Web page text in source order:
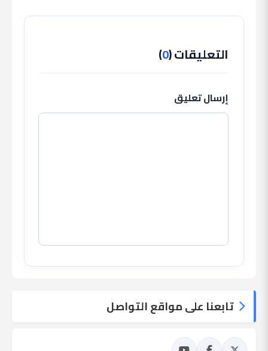
التعليقات (0
)
إرسال تعليق
تابعنا على مواقع التواصل